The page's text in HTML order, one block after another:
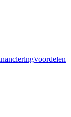
Voordelen